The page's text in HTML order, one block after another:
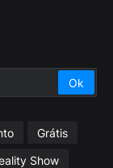
Grátis
Show